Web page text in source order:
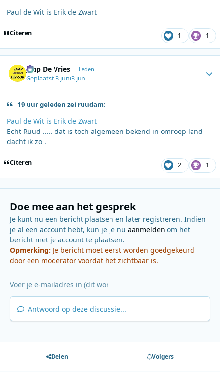
Paul de Wit is Erik de Zwart
Citeren 1 1
Jaap De Vries Leden
Geplaatst3 juni3 jun
19 uur geleden zei ruudam:
Paul de Wit is Erik de Zwart
Echt Ruud ..... dat is toch algemeen bekend in omroep land
dacht ik zo .
Citeren 2 1
Doe mee aan het gesprek
Je kunt nu een bericht plaatsen en later registreren. Indien
je al een account hebt, kun je je nu aanmelden om het
bericht met je account te plaatsen.
Opmerking: Je bericht moet eerst worden goedgekeurd
door een moderator voordat het zichtbaar is.
Antwoord op deze discussie...
Delen Volgers